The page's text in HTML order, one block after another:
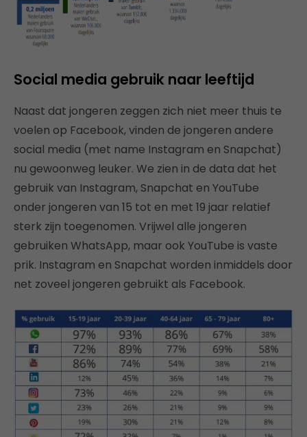
Social media gebruik naar leeftijd
Naast dat jongeren zeggen zich niet meer thuis te
voelen op Facebook, vinden de jongeren andere
social media (met name Instagram en Snapchat)
nu gewoonweg leuker. We zien in de data dat het
gebruik van Instagram, Snapchat en YouTube
onder jongeren van 15 tot en met 19 jaar relatief
sterk zijn toegenomen. Vrijwel alle jongeren
gebruiken WhatsApp, maar ook YouTube is vaste
prik. Instagram en Snapchat worden inmiddels door
net zoveel jongeren gebruikt als Facebook.